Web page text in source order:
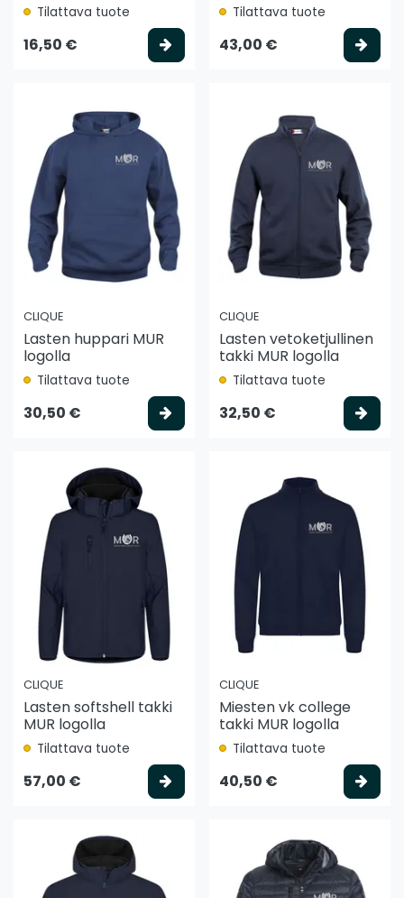
Tilattava tuote
16,50 € Valitse vaihtoehto
Tilattava tuote
43,00 €
CLIQUE
Lasten huppari MUR
logolla
Tilattava tuote
30,50 € Valitse vaihtoehto
CLIQUE
Lasten vetoketjullinen
takki MUR logolla
Tilattava tuote
32,50 €
CLIQUE
Lasten softshell takki
MUR logolla
Tilattava tuote
57,00 € Valitse vaihtoehto
CLIQUE
Miesten vk college
takki MUR logolla
Tilattava tuote
40,50 €